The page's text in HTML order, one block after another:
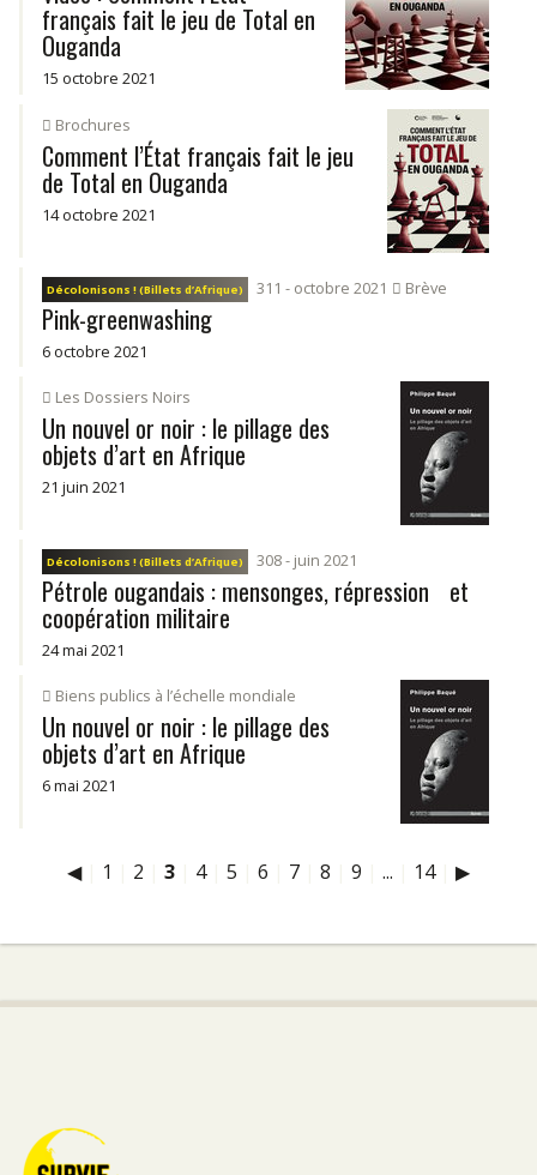
français fait le jeu de Total en
Ouganda
15 octobre 2021
Brochures
Comment l’État français fait le jeu
de Total en Ouganda
14 octobre 2021
Décolonisons ! (Billets d’Afrique) 311 - octobre 2021 Brève
Pink-greenwashing
6 octobre 2021
Les Dossiers Noirs
Un nouvel or noir : le pillage des
objets d’art en Afrique
21 juin 2021
Décolonisons ! (Billets d’Afrique) 308 - juin 2021
Pétrole ougandais : mensonges, répression et
coopération militaire
24 mai 2021
Biens publics à l’échelle mondiale
Un nouvel or noir : le pillage des
objets d’art en Afrique
6 mai 2021
◀| 1 2 3 4| 5 6 7 8 9 ... 14| ▶